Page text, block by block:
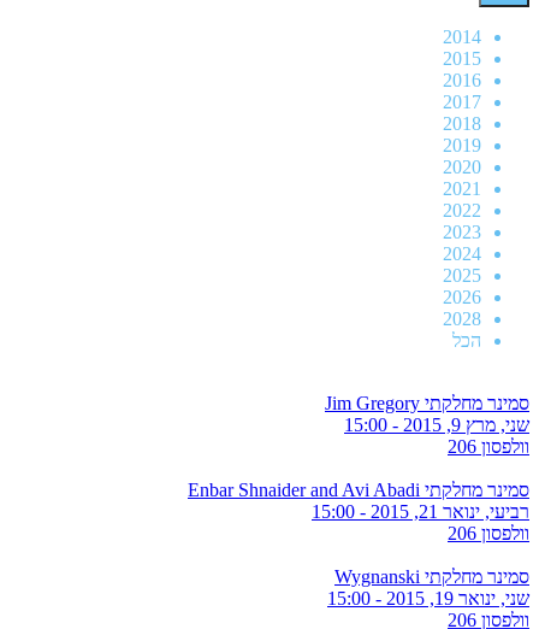
2014
2015
2016
2017
2018
2019
2020
2021
2022
2023
2024
2025
2026
2028
הכל
סמינר מחלקתי Jim Gregory
שני, מרץ 9, 2015 - 15:00
וולפסון 206
סמינר מחלקתי Enbar Shnaider and Avi Abadi
רביעי, ינואר 21, 2015 - 15:00
וולפסון 206
סמינר מחלקתי Wygnanski
שני, ינואר 19, 2015 - 15:00
וולפסון 206